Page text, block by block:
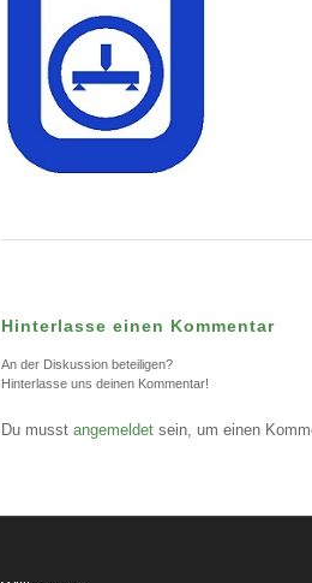
Hinterlasse einen Kommentar
An der Diskussion beteiligen?
Hinterlasse uns deinen Kommentar!
Du musst angemeldet sein, um einen